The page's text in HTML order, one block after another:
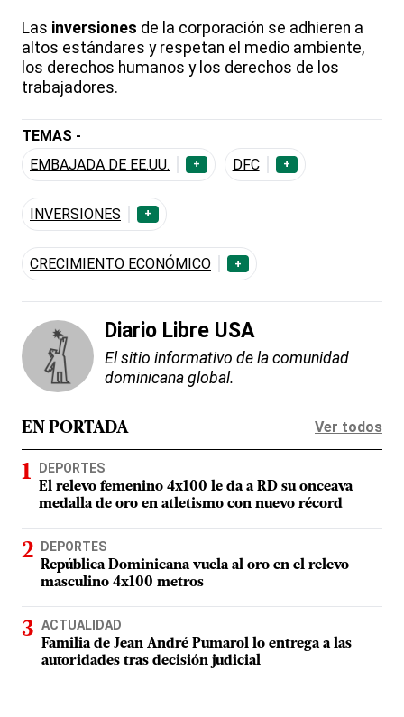
Las inversiones de la corporación se adhieren a
altos estándares y respetan el medio ambiente,
los derechos humanos y los derechos de los
trabajadores.
TEMAS -
EMBAJADA DE EE.UU.
+ DFC +
INVERSIONES +
CRECIMIENTO ECONÓMICO +
Diario Libre USA
El sitio informativo de la comunidad
dominicana global.
EN PORTADA Ver todos
DEPORTES
El relevo femenino 4x100 le da a RD su onceava
medalla de oro en atletismo con nuevo récord
DEPORTES
República Dominicana vuela al oro en el relevo
masculino 4x100 metros
ACTUALIDAD
Familia de Jean André Pumarol lo entrega a las
autoridades tras decisión judicial